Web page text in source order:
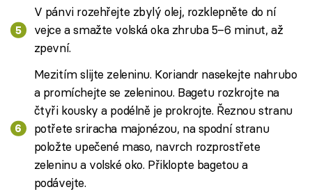
V pánvi rozehřejte zbylý olej, rozklepněte do ní
vejce a smažte volská oka zhruba 5–6 minut, až
zpevní.
Mezitím slijte zeleninu. Koriandr nasekejte nahrubo
a promíchejte se zeleninou. Bagetu rozkrojte na
čtyři kousky a podélně je prokrojte. Řeznou stranu
potřete sriracha majonézou, na spodní stranu
položte upečené maso, navrch rozprostřete
zeleninu a volské oko. Přiklopte bagetou a
podávejte.